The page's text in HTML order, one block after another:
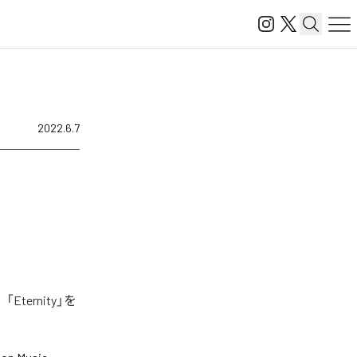
2022.6.7
Eternity」を